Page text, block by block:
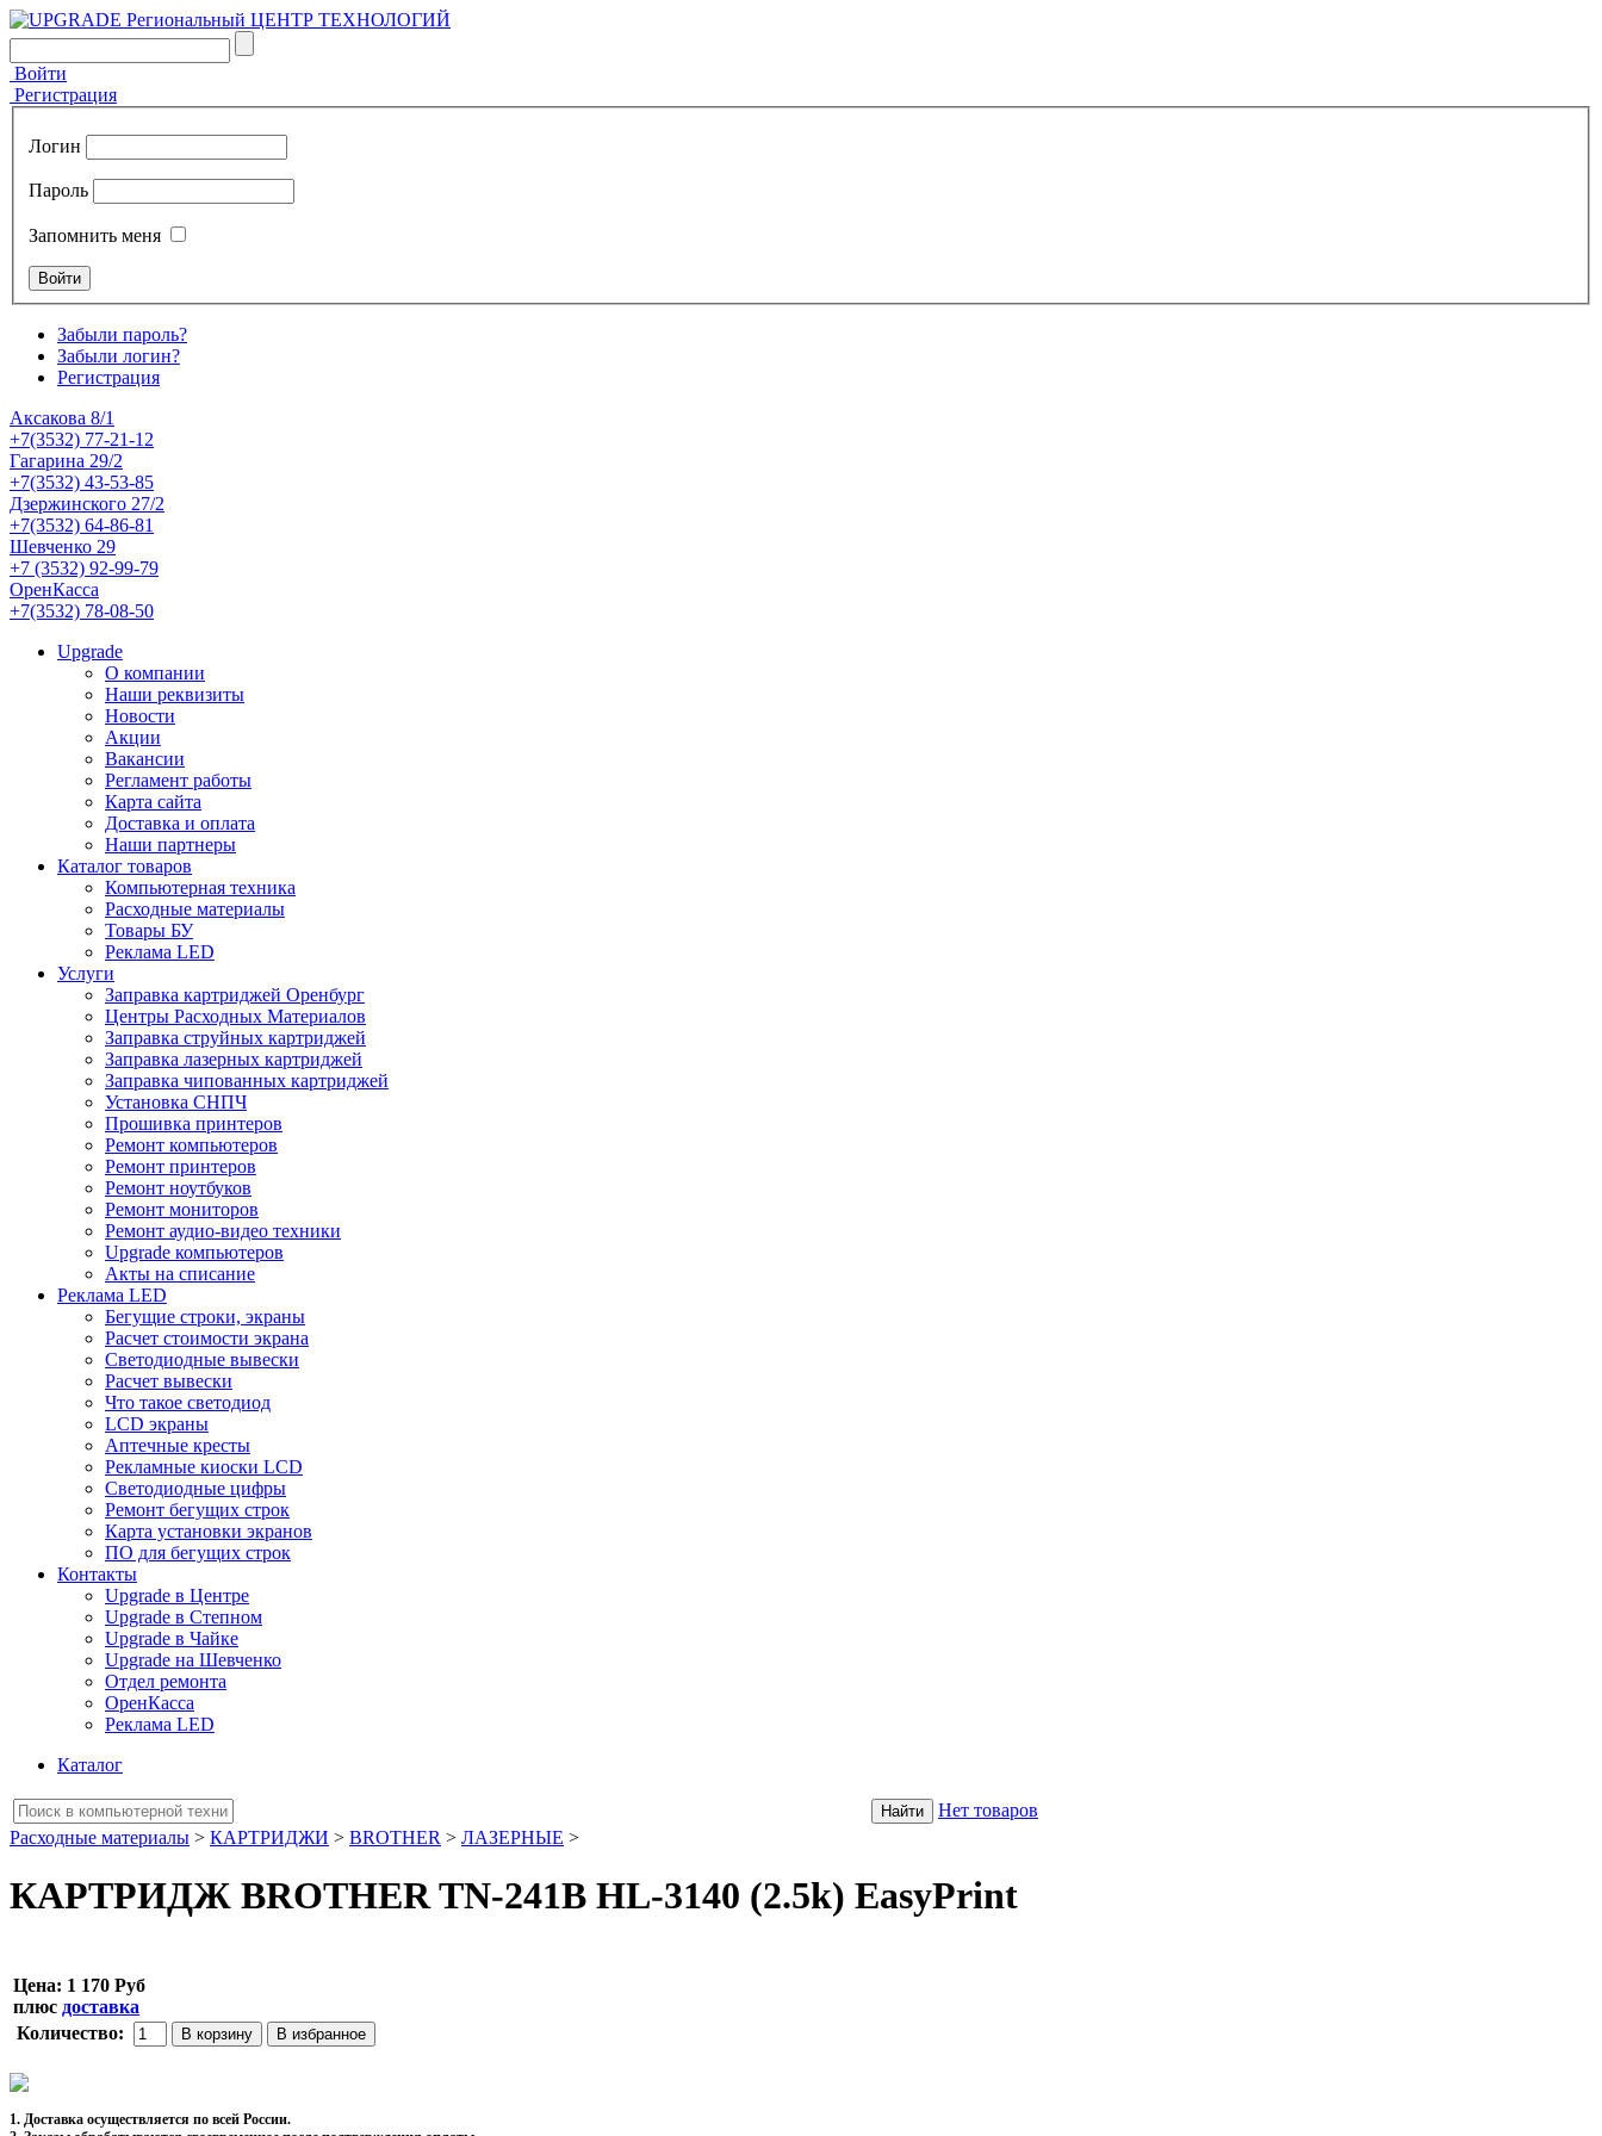
Войти
Регистрация
Логин
Пароль
Запомнить меня
Забыли пароль?
Забыли логин?
Регистрация
Аксакова 8/1
+7(3532) 77-21-12
Гагарина 29/2
+7(3532) 43-53-85
Дзержинского 27/2
+7(3532) 64-86-81
Шевченко 29
+7 (3532) 92-99-79
ОренКасса
+7(3532) 78-08-50
Upgrade
О компании
Наши реквизиты
Новости
Акции
Вакансии
Регламент работы
Карта сайта
Доставка и оплата
Наши партнеры
Каталог товаров
Компьютерная техника
Расходные материалы
Товары БУ
Реклама LED
Услуги
Заправка картриджей Оренбург
Центры Расходных Материалов
Заправка струйных картриджей
Заправка лазерных картриджей
Заправка чипованных картриджей
Установка СНПЧ
Прошивка принтеров
Ремонт компьютеров
Ремонт принтеров
Ремонт ноутбуков
Ремонт мониторов
Ремонт аудио-видео техники
Upgrade компьютеров
Акты на списание
Реклама LED
Бегущие строки, экраны
Расчет стоимости экрана
Светодиодные вывески
Расчет вывески
Что такое светодиод
LCD экраны
Аптечные кресты
Рекламные киоски LCD
Светодиодные цифры
Ремонт бегущих строк
Карта установки экранов
ПО для бегущих строк
Контакты
Upgrade в Центре
Upgrade в Степном
Upgrade в Чайке
Upgrade на Шевченко
Отдел ремонта
ОренКасса
Реклама LED
Каталог
Нет товаров
Расходные материалы > КАРТРИДЖИ > BROTHER > ЛАЗЕРНЫЕ >
КАРТРИДЖ BROTHER TN-241B HL-3140 (2.5k) EasyPrint
Цена: 1 170 Руб
плюс доставка
Количество:
1. Доставка осуществляется по всей России.